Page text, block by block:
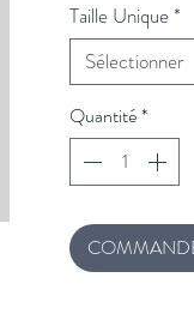
À associer avec :
Veste en laine
Vous souhaitez
Cliquez ici et un
Taille Unique*
Sélectionner
Quantité*